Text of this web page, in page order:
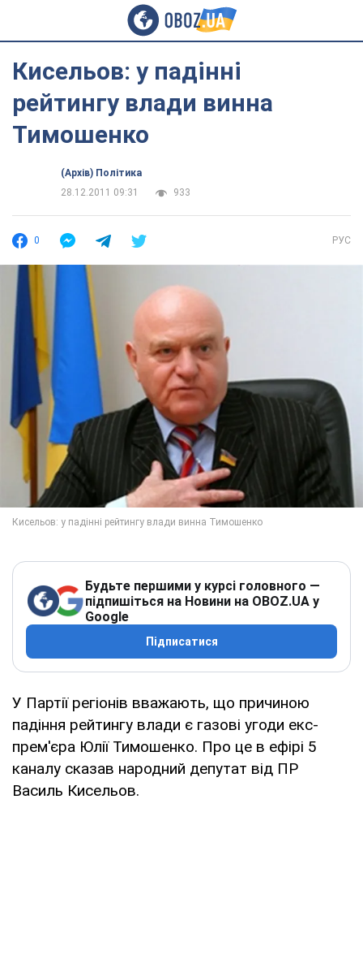
Кисельов: у падінні
рейтингу влади винна
Тимошенко
(Архів) Політика
28.12.2011 09:31
933
0 РУС
Будьте першими у курсі головного —
підпишіться на Новини на OBOZ.UA у
Google
Підписатися
У Партії регіонів вважають, що причиною
падіння рейтингу влади є газові угоди екс-
прем'єра Юлії Тимошенко. Про це в ефірі 5
каналу сказав народний депутат від ПР
Василь Кисельов.